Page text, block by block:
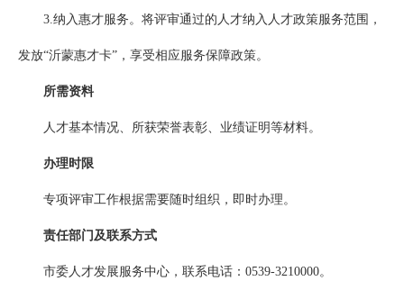
3.纳入惠才服务。将评审通过的人才纳入人才政策服务范围，
发放“沂蒙惠才卡”，享受相应服务保障政策。
所需资料
人才基本情况、所获荣誉表彰、业绩证明等材料。
办理时限
专项评审工作根据需要随时组织，即时办理。
责任部门及联系方式
市委人才发展服务中心，联系电话：0539-3210000。